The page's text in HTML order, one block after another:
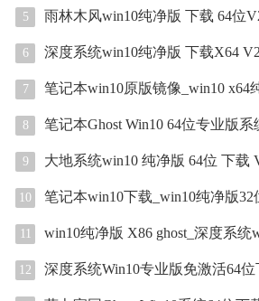
5 雨林木风win10纯净版 下载 64位
6 深度系统win10纯净版 下载X64
7 笔记本win10原版镜像_win10 x64
8 笔记本Ghost Win10 64位专业版系统
9 大地系统win10 纯净版 64位 下载
10 笔记本win10下载_win10纯净版32
11 win10纯净版 X86 ghost_深度系统win10
12 深度系统Win10专业版免激活64位下载